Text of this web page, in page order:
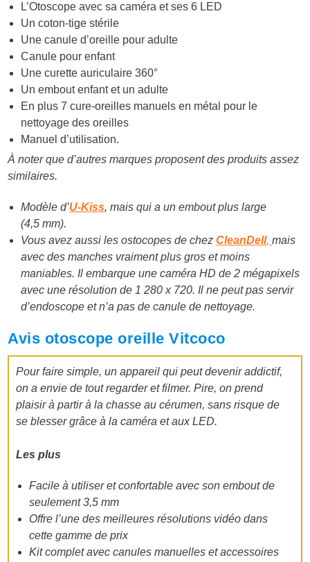
L’Otoscope avec sa caméra et ses 6 LED
Un coton-tige stérile
Une canule d’oreille pour adulte
Canule pour enfant
Unecurette auriculaire 360°
Un embout enfant et un adulte
En plus 7 cure-oreilles manuels en métal pour le
nettoyage des oreilles
Manuel d’utilisation.
À noter que d’autres marques proposent des produits assez
similaires.
Modèle d’U-Kiss, mais qui a un embout plus large
(4,5 mm).
Vous avez aussi les ostocopes de chezCleanDell,mais
avec des manches vraiment plus gros et moins
maniables. Il embarque une caméra HD de 2 mégapixels
avec une résolution de 1 280 x 720. Il ne peut pas servir
d’endoscope et n’a pas de canule de nettoyage.
Avis otoscope oreille Vitcoco
Pour faire simple, un appareil qui peut devenir addictif,
on a envie de tout regarder et filmer. Pire, on prend
plaisir à partir à la chasse au cérumen, sans risque de
se blesser grâce à la caméra et aux LED.
Les plus
Facile à utiliser et confortable avec son embout de
seulement 3,5 mm
Offre l’une des meilleures résolutions vidéo dans
cette gamme de prix
Kit complet avec canules manuelles et accessoires